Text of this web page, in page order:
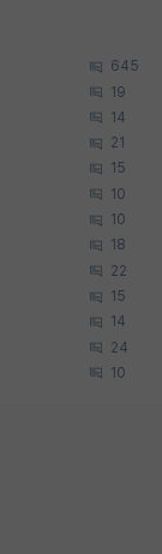
645
19
14
21
15
10
10
18
22
15
14
24
10